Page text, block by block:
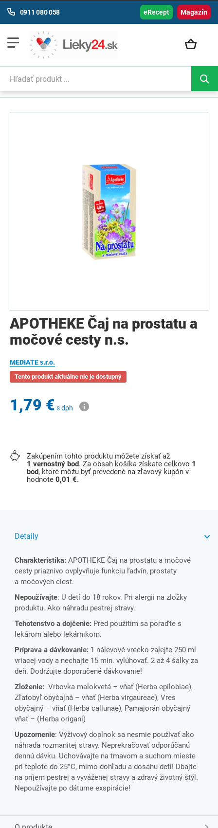
Magazín
0911 080 058 eRecept
APOTHEKE Čaj na prostatu a
močové cesty n.s.
MEDIATE s.r.o.
Tento produkt aktuálne nie je dostupný
1,79 € s dph
Zakúpením tohto produktu môžete získať až
1 vernostný bod. Za obsah košíka získate celkovo 1
bod, ktoré môžu byť prevedené na zľavový kupón v
hodnote 0,01 €.
Detaily
Charakteristika: APOTHEKE Čaj na prostatu a močové
cesty priaznivo ovplyvňuje funkciu ľadvín, prostaty
a močových ciest.
Nepoužívajte: U detí do 18 rokov. Pri alergii na zložky
produktu. Ako náhradu pestrej stravy.
Tehotenstvo a dojčenie: Pred použitím sa poraďte s
lekárom alebo lekárnikom.
Príprava a dávkovanie: 1 nálevové vrecko zalejte 250 ml
vriacej vody a nechajte 15 min. vylúhovať. 2 až 4 šálky za
deň. Dodržujte doporučené dávkovanie!
Zloženie: Vrbovka malokvetá – vňať (Herba epilobiae),
Zľatobyľ obyčajná – vňať (Herba virgaureae), Vres
obyčajný – vňať (Herba callunae), Pamajorán obyčajný
vňať – (Herba origani)
Upozornenie: Výživový doplnok sa nesmie používať ako
náhrada rozmanitej stravy. Neprekračovať odporúčanú
dennú dávku. Uchovávajte na tmavom a suchom mieste
pri teplote do 25°C, mimo dohľadu a dosahu detí! Dbajte
na príjem pestrej a vyváženej stravy a zdravý životný štýl.
Nepoužívajte po dátume exspirácie!